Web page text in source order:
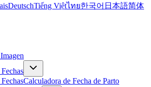
DeutschTiếng Việtไทย한국어 日本語简体
Calculadora de Fecha de Parto